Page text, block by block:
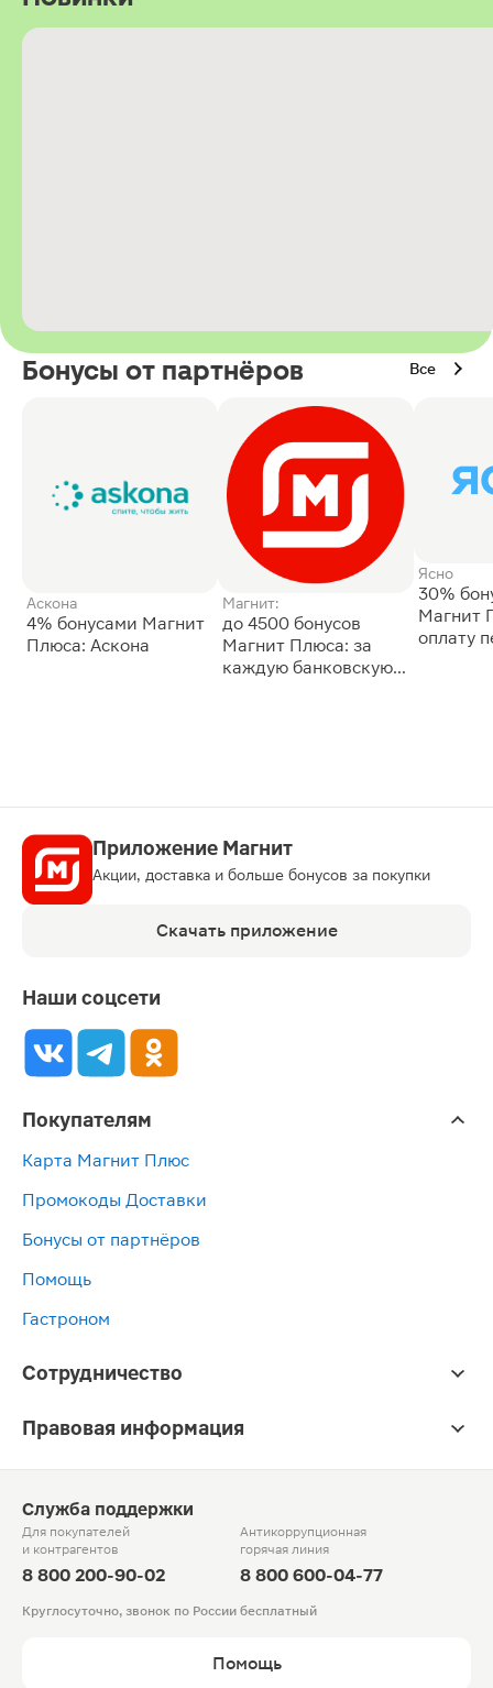
Бонусы от партнёров Все
Аскона
4% бонусами Магнит
Плюса: Аскона
Магнит:
до 4500 бонусов
Магнит Плюса: за
каждую банковскую
Ясно
30%
Магнит
оплату
Приложение Магнит
Акции, доставка и больше бонусов за покупки
Скачать приложение
Наши соцсети
Покупателям
Карта Магнит Плюс
Промокоды Доставки
Бонусы от партнёров
Помощь
Гастроном
Сотрудничество
Правовая информация
Служба поддержки
Для покупателей
и контрагентов
8 800 200-90-02
Антикоррупционная
горячая линия
8 800 600-04-77
Круглосуточно, звонок по России бесплатный
Помощь